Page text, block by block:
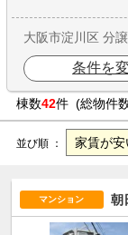
大阪市淀川区 分
条件を
棟数42件 (総物件数
並び順 ：
マンション 朝